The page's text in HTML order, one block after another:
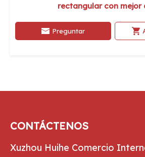
rectangular con mejor
Preguntar
CONTÁCTENOS
Xuzhou Huihe Comercio